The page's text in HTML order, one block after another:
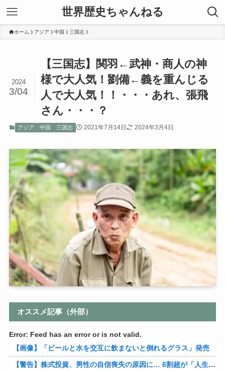
世界歴史ちゃんねる
ホーム アジア 中国 三国志
【三国志】関羽←武神・商人の神
様で大人気！劉備←義を重んじる
人で大人気！！・・・あれ、張飛
さん・・・？
2024
3/04
アジア 中国 三国志 2021年7月14日 2024年3月4日
オススメ記事（外部）
Error: Feed has an error or is not valid.
【画像】「ビールと水を交互に飲まないと倒れるグラス」発売
【警告】株式投資、男性の自信喪失の原因に… 6割超が「人生の敗者」自認